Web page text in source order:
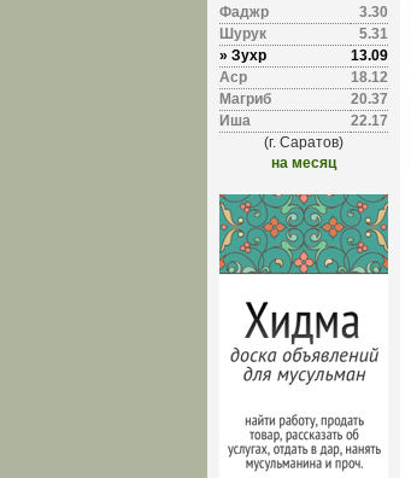
Фаджр
3.30
Шурук
5.31
» Зухр
13.09
Аср
18.12
Магриб
20.37
Иша
22.17
(г. Саратов)
на месяц